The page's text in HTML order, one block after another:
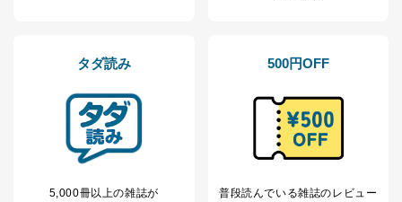
タダ読み
5,000冊以上の雑誌が
500円OFF
普段読んでいる雑誌のレビュー